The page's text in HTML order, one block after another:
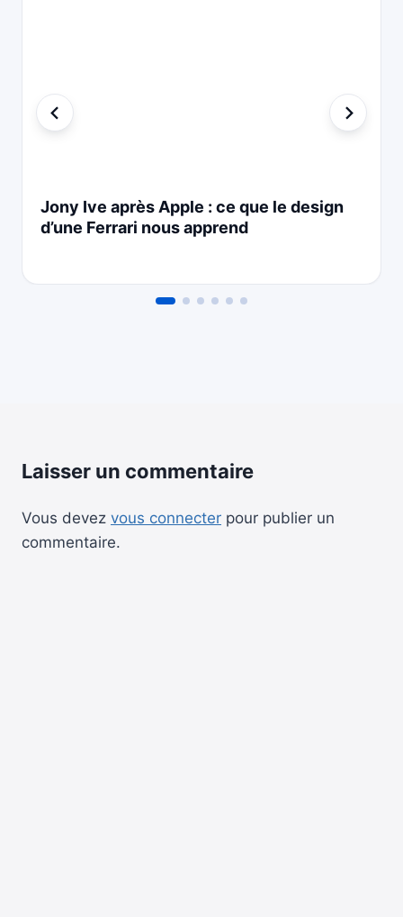
Jony Ive après Apple : ce que le design
d’une Ferrari nous apprend
Laisser un commentaire
Vous devez vous connecter pour publier un
commentaire.